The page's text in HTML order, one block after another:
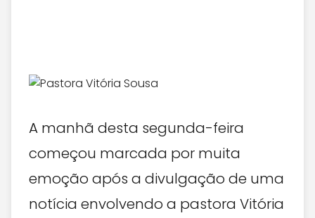
A manhã desta segunda-feira
começou marcada por muita
emoção após a divulgação de uma
notícia envolvendo a pastora Vitória